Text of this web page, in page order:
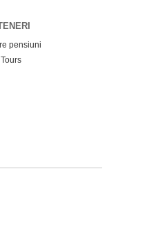
pensiuni